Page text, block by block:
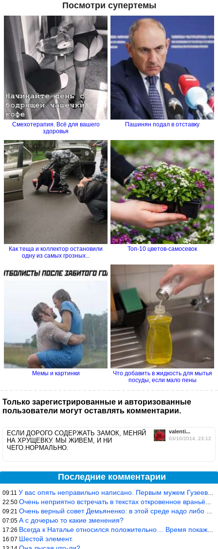
Посмотри супертемы
Смехотерапия. Всё для вашего
здоровья
Пашинян подал в отставку
Как теща и коллектор остановили
одну из самых грозных...
Топ-10 цветов-самосевок
Мемы и картинки
Что добавить в жидкость для мытья
посуды, если мало пены
Только зарегистрированные и авторизованные
пользователи могут оставлять комментарии.
valenti...
03/10/2014, 23:12
ЕСЛИ ДОРОГО СОДЕРЖАТЬ ЗАМОК, МЕНЯЙ
НА ХРУЩЕВКУ. МЫ ЖИВЕМ, И НИ
ЧЕГО.НОРМАЛЬНО.
Последние комментарии
09:11 У вас опять неправильно написано. Первым мужем Гузеевой был Илья
22:50 Очень неприятно встречать в текстах откровенное враньё… Конкретн
09:21 Очень верный совет Демьяненко: в этой среде надо либо иметь зубы
07:05 А с дочерью то какие зменения?
17:26 Всегда к Наталье относился положительно… Время покажет, что буде
16:07 Шестой элемент.